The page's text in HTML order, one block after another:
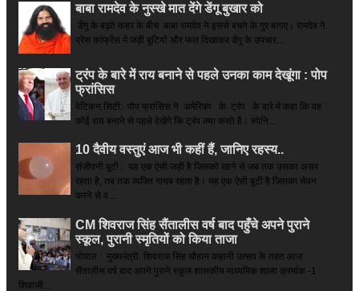
बाबा रामदेव के नुस्खे मात देंगे डेंगू बुखार को
डेंगू के बढ़ते कहर के बीच बाबा रामदेव ने इससे बचने के गुर बताए। रामदेव ने
प्रेस कांफ्रेंस में जड़ी बूटियों और फल दिखाकर डेंगू के उपचार...
ट्रंप के बारे में राय बनाने से पहले उनका काम देखूंगा : पोप
फ्रांसिस
वेटिकन सिटी: पोप फ्रांसिस ने अमेरिका के ट्रंप के बारे में कहा कि वह
कोई राय बनाने से पहले देखेंगे कि ट्रंप क्या करते हैं। स्पेनि...
10 दैवीय वस्तुएं आज भी कहीं हैं, जानिए रहस्य..
संजीवनी बूटी : यह एक ऐसी जड़ी है जिसको खाने से जब तक उसका असर
रहता है, तब तक व्यक्ति गायब रहता है। यह एक ऐसी बूटी है जिसका सेवन
करने से व...
CM शिवराज सिंह सैंतालीस वर्ष बाद पहुँचे अपने पुराने
स्कूल, पुरानी स्मृतियों को किया ताजा
भोपाल : मुख्यमंत्री शिवराज सिंह चौहान कहानी उत्सव के तहत आज
सैंतालीस वर्ष बाद अपने पुराने स्कूल शासकीय माध्यमिक शाला क्रमांक -1
शिवाजी...